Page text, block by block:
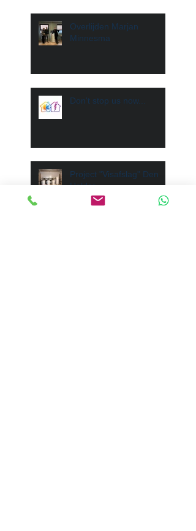
Overlijden Marjan
Minnesma
Don't stop us now...
Project "Visafslag" Den
Helder